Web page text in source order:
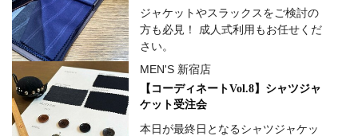
ジャケットやスラックスをご検討の
方も必見！ 成人式利用もお任せくだ
さい。
MEN'S 新宿店
【コーディネートVol.8】シャツジャ
ケット受注会
本日が最終日となるシャツジャケッ